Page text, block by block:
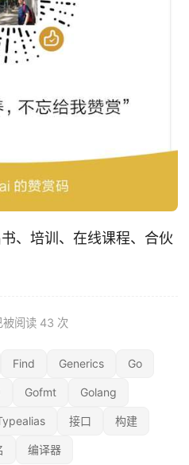
、培训、在线课程、合伙
被阅读 43 次
Find Generics Go
Gofmt Golang
接口 构建
编译器